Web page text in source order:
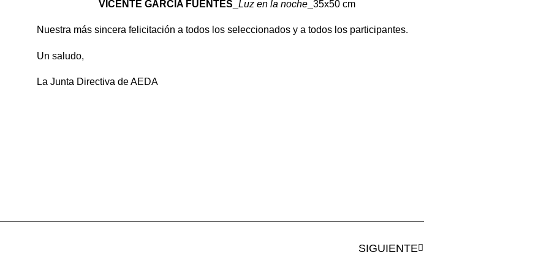
VICENTE GARCIA FUENTES Luz en la noche_35x50 cm
Nuestra más sincera felicitación a todos los seleccionados y a todos los participantes.
Un saludo,
La Junta Directiva de AEDA
SIGUIENTE